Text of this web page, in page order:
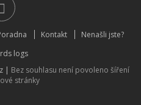
Kontakt Nenašli jste?
| Bez souhlasu není povoleno šíření
stránky